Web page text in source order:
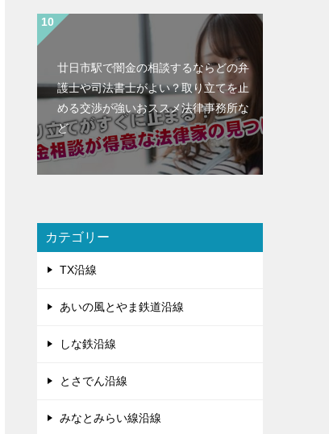
廿日市駅で闇金の相談するならどの弁
護士や司法書士がよい？取り立てを止
める交渉が強いおススメ法律事務所な
ど
カテゴリー
TX沿線
あいの風とやま鉄道沿線
しな鉄沿線
とさでん沿線
みなとみらい線沿線